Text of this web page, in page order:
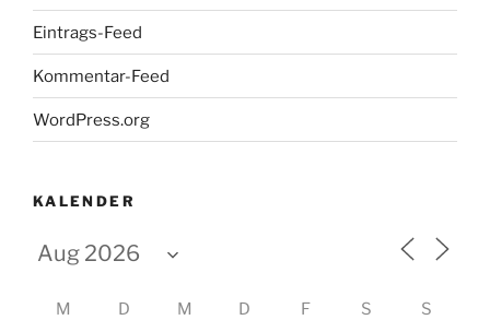
Eintrags-Feed
Kommentar-Feed
WordPress.org
KALENDER
M D M D F S S